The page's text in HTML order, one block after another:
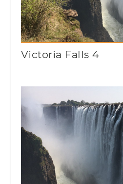
Victoria Falls 4